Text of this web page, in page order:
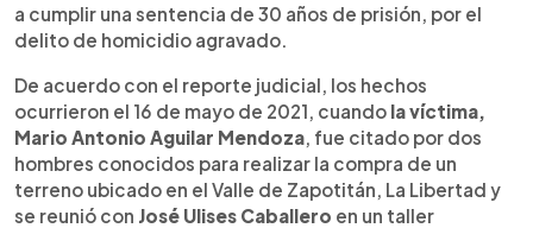
a cumplir una sentencia de 30 años de prisión, por el
delito de homicidio agravado.
De acuerdo con el reporte judicial, los hechos
ocurrieron el 16 de mayo de 2021, cuando la víctima,
Mario Antonio Aguilar Mendoza, fue citado por dos
hombres conocidos para realizar la compra de un
terreno ubicado en el Valle de Zapotitán, La Libertad y
se reunió con José Ulises Caballero en un taller